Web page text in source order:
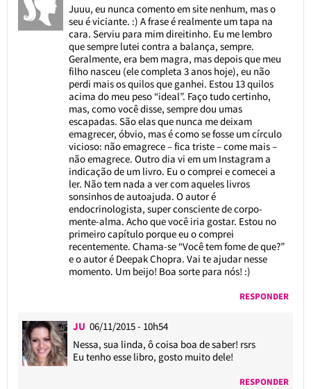
Juuu, eu nunca comento em site nenhum, mas o
seu é viciante. :) A frase é realmente um tapa na
cara. Serviu para mim direitinho. Eu me lembro
que sempre lutei contra a balança, sempre.
Geralmente, era bem magra, mas depois que meu
filho nasceu (ele completa 3 anos hoje), eu não
perdi mais os quilos que ganhei. Estou 13 quilos
acima do meu peso “ideal”. Faço tudo certinho,
mas, como você disse, sempre dou umas
escapadas. São elas que nunca me deixam
emagrecer, óbvio, mas é como se fosse um círculo
vicioso: não emagrece – fica triste – come mais –
não emagrece. Outro dia vi em um Instagram a
indicação de um livro. Eu o comprei e comecei a
ler. Não tem nada a ver com aqueles livros
sonsinhos de autoajuda. O autor é
endocrinologista, super consciente de corpo-
mente-alma. Acho que você iria gostar. Estou no
primeiro capítulo porque eu o comprei
recentemente. Chama-se “Você tem fome de que?”
e o autor é Deepak Chopra. Vai te ajudar nesse
momento. Um beijo! Boa sorte para nós! :)
RESPONDER
JU 06/11/2015 - 10h54
Nessa, sua linda, ô coisa boa de saber! rsrs
Eu tenho esse libro, gosto muito dele!
RESPONDER